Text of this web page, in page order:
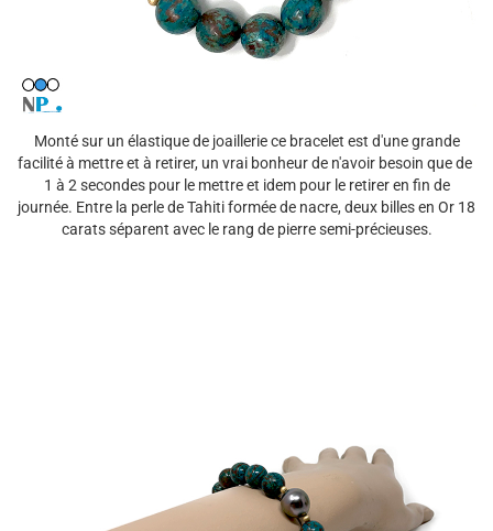
Monté sur un élastique de joaillerie ce bracelet est d'une grande
facilité à mettre et à retirer, un vrai bonheur de n'avoir besoin que de
1 à 2 secondes pour le mettre et idem pour le retirer en fin de
journée. Entre la perle de Tahiti formée de nacre, deux billes en Or 18
carats séparent avec le rang de pierre semi-précieuses.